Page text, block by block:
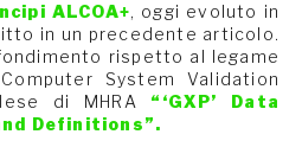
ALCOA+, oggi evoluto in
in un precedente articolo.
rispetto al legame
System Validation
di MHRA “‘GXP’ Data
Definitions”.